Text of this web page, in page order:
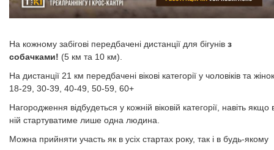
На кожному забігові передбачені дистанції для бігунів з
собачками! (5 км та 10 км).
​​​​​​​На дистанції 21 км передбачені вікові категорії у чоловіків та
18-29, 30-39, 40-49, 50-59, 60+
Нагородження відбудеться у кожній віковій категорії, навіть якщо
ній стартуватиме лише одна людина.
Можна прийняти участь як в усіх стартах року, так і в будь-якому